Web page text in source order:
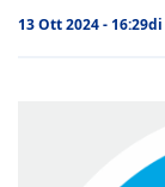
13 Ott 2024 - 16:29di